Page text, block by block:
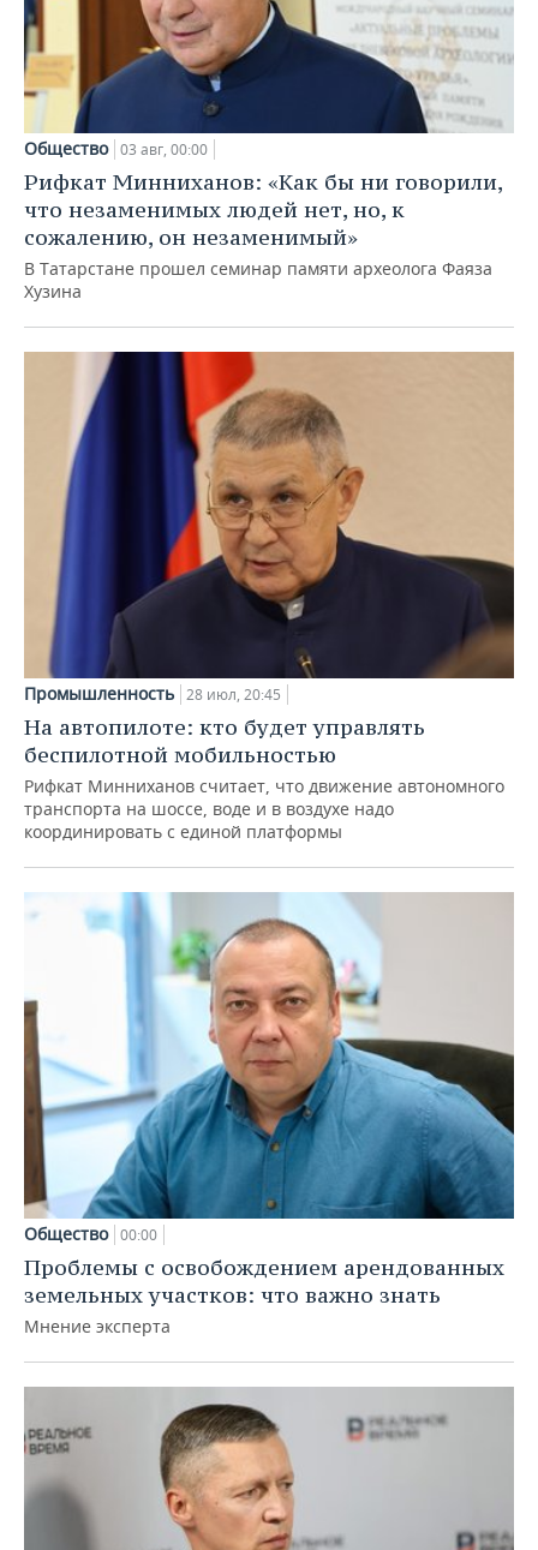
Общество 03 авг, 00:00
Рифкат Минниханов: «Как бы ни говорили,
что незаменимых людей нет, но, к
сожалению, он незаменимый»
В Татарстане прошел семинар памяти археолога Фаяза
Хузина
Промышленность 28 июл, 20:45
На автопилоте: кто будет управлять
беспилотной мобильностью
Рифкат Минниханов считает, что движение автономного
транспорта на шоссе, воде и в воздухе надо
координировать с единой платформы
Общество 00:00
Проблемы с освобождением арендованных
земельных участков: что важно знать
Мнение эксперта